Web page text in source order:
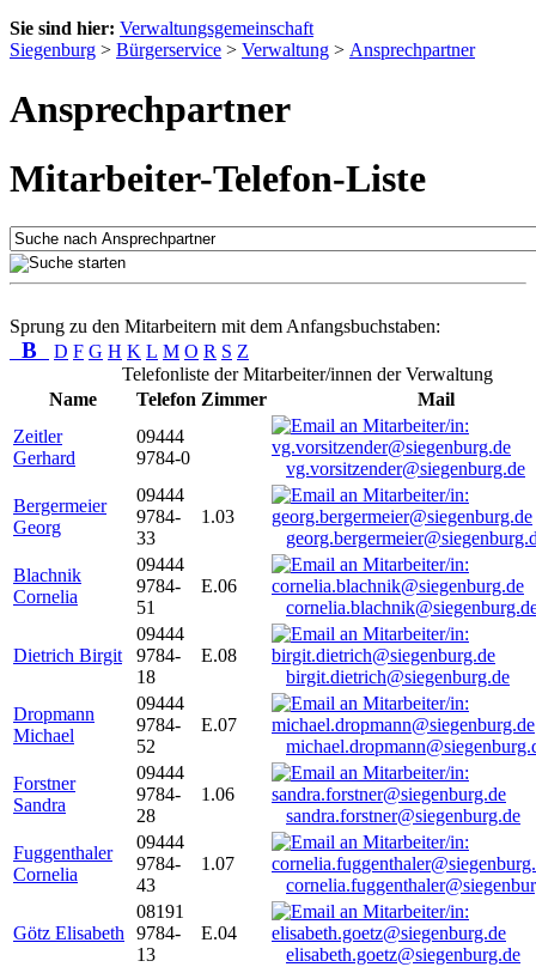
Sie sind hier: Verwaltungsgemeinschaft
Siegenburg > Bürgerservice > Verwaltung > Ansprechpartner
Ansprechpartner
Mitarbeiter-Telefon-Liste
Sprung zu den Mitarbeitern mit dem Anfangsbuchstaben:
B D F G H K L M O R S Z
Telefonliste der Mitarbeiter/innen der Verwaltung
Name
Telefon Zimmer
Mail
Zeitler
Gerhard
09444
9784-0
vg.vorsitzender@siegenburg.de
Bergermeier
Georg
09444
9784-
33
1.03
Blachnik
Cornelia
09444
9784-
51
E.06
Dietrich Birgit
09444
9784-
18
E.08
birgit.dietrich@siegenburg.de
Dropmann
Michael
09444
9784-
52
E.07
Forstner
Sandra
09444
9784-
28
1.06
sandra.forstner@siegenburg.de
Fuggenthaler
Cornelia
09444
9784-
43
1.07
Götz Elisabeth
08191
9784-
13
E.04
elisabeth.goetz@siegenburg.de